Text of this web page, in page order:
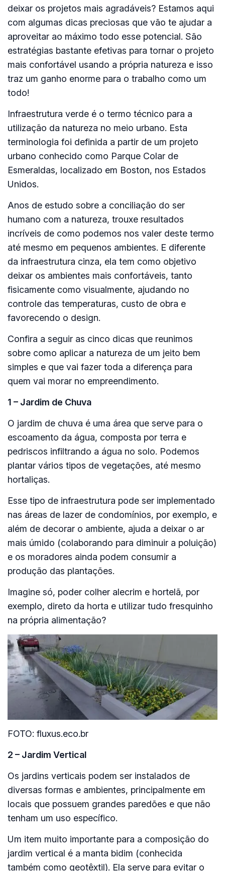
deixar os projetos mais agradáveis? Estamos aqui
com algumas dicas preciosas que vão te ajudar a
aproveitar ao máximo todo esse potencial. São
estratégias bastante efetivas para tornar o projeto
mais confortável usando a própria natureza e isso
traz um ganho enorme para o trabalho como um
todo!
Infraestrutura verde é o termo técnico para a
utilização da natureza no meio urbano. Esta
terminologia foi definida a partir de um projeto
urbano conhecido como Parque Colar de
Esmeraldas, localizado em Boston, nos Estados
Unidos.
Anos de estudo sobre a conciliação do ser
humano com a natureza, trouxe resultados
incríveis de como podemos nos valer deste termo
até mesmo em pequenos ambientes. E diferente
da infraestrutura cinza, ela tem como objetivo
deixar os ambientes mais confortáveis, tanto
fisicamente como visualmente, ajudando no
controle das temperaturas, custo de obra e
favorecendo o design.
Confira a seguir as cinco dicas que reunimos
sobre como aplicar a natureza de um jeito bem
simples e que vai fazer toda a diferença para
quem vai morar no empreendimento.
1 – Jardim de Chuva
O jardim de chuva é uma área que serve para o
escoamento da água, composta por terra e
pedriscos infiltrando a água no solo. Podemos
plantar vários tipos de vegetações, até mesmo
hortaliças.
Esse tipo de infraestrutura pode ser implementado
nas áreas de lazer de condomínios, por exemplo, e
além de decorar o ambiente, ajuda a deixar o ar
mais úmido (colaborando para diminuir a poluição)
e os moradores ainda podem consumir a
produção das plantações.
Imagine só, poder colher alecrim e hortelã, por
exemplo, direto da horta e utilizar tudo fresquinho
na própria alimentação?
FOTO: fluxus.eco.br
2 – Jardim Vertical
Os jardins verticais podem ser instalados de
diversas formas e ambientes, principalmente em
locais que possuem grandes paredões e que não
tenham um uso específico.
Um item muito importante para a composição do
jardim vertical é a manta bidim (conhecida
também como geotêxtil). Ela serve para evitar o